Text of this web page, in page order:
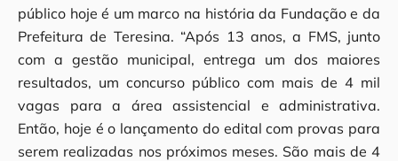
público hoje é um marco na história da Fundação e da
Prefeitura de Teresina. “Após 13 anos, a FMS, junto
com a gestão municipal, entrega um dos maiores
resultados, um concurso público com mais de 4 mil
vagas para a área assistencial e administrativa.
Então, hoje é o lançamento do edital com provas para
serem realizadas nos próximos meses. São mais de 4